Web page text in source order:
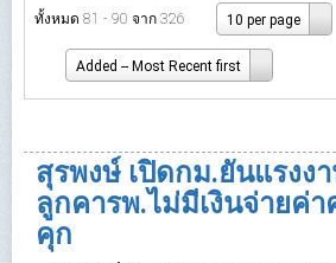
ทั้งหมด 81 - 90 จาก 326 10 per page
Added -- Most Recent first
สุรพงษ์ เปิดกม.ยันแรงง
ลูกคารพ.ไม่มีเงินจ่ายค่
คุก